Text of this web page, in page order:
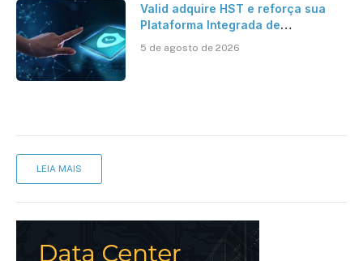
Valid adquire HST e reforça sua
Plataforma Integrada de
5 de agosto de 2026
LEIA MAIS